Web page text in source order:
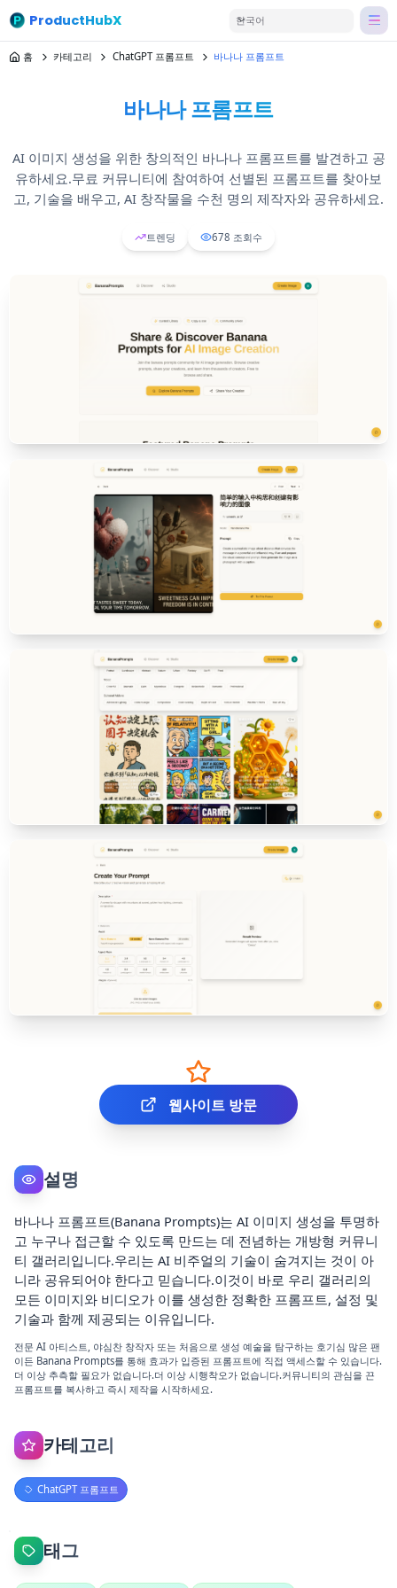
ProductHubX 한국어
홈 카테고리 ChatGPT 프롬프트 바나나 프롬프트
바나나 프롬프트
AI 이미지 생성을 위한 창의적인 바나나 프롬프트를 발견하고 공
유하세요.무료 커뮤니티에 참여하여 선별된 프롬프트를 찾아보
고, 기술을 배우고, AI 창작물을 수천 명의 제작자와 공유하세요.
트렌딩 678 조회수
웹사이트 방문
설명
바나나 프롬프트(Banana Prompts)는 AI 이미지 생성을 투명하
고 누구나 접근할 수 있도록 만드는 데 전념하는 개방형 커뮤니
티 갤러리입니다.우리는 AI 비주얼의 기술이 숨겨지는 것이 아
니라 공유되어야 한다고 믿습니다.이것이 바로 우리 갤러리의
모든 이미지와 비디오가 이를 생성한 정확한 프롬프트, 설정 및
기술과 함께 제공되는 이유입니다.
전문 AI 아티스트, 야심찬 창작자 또는 처음으로 생성 예술을 탐구하는 호기심 많은 팬
이든 Banana Prompts를 통해 효과가 입증된 프롬프트에 직접 액세스할 수 있습니다.
더 이상 추측할 필요가 없습니다.더 이상 시행착오가 없습니다.커뮤니티의 관심을 끈
프롬프트를 복사하고 즉시 제작을 시작하세요.
카테고리
ChatGPT 프롬프트
태그